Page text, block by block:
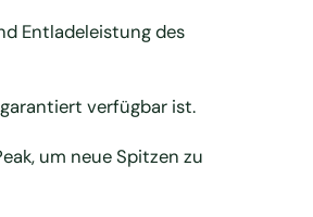
Entladeleistung des
verfügbar ist.
um neue Spitzen zu